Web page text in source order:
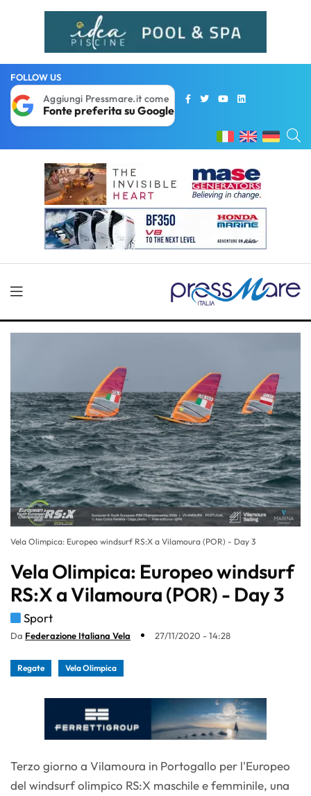
FOLLOW US
Aggiungi Pressmare.it come
Fonte preferita su Google
Vela Olimpica: Europeo windsurf RS:X a Vilamoura (POR) - Day 3
Vela Olimpica: Europeo windsurf
RS:X a Vilamoura (POR) - Day 3
Sport
Da Federazione Italiana Vela 27/11/2020 - 14:28
Regate Vela Olimpica
Terzo giorno a Vilamoura in Portogallo per l'Europeo
del windsurf olimpico RS:X maschile e femminile, una